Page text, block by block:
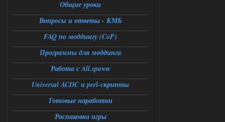
Universal Teleport v2.0
DEDULYA-1967
Доступно только для пользователей
Ответить ➤
06.08.2026
Universal Teleport v2.0
Stalker-Mods-Clan-su
Общие уроки
Вопросы и ответы - КМБ
FAQ по моддингу (CoP)
Программы для моддинга
Работа с All.spawn
Universal ACDC и perl-скрипты
Готовые наработки
Распаковка игры